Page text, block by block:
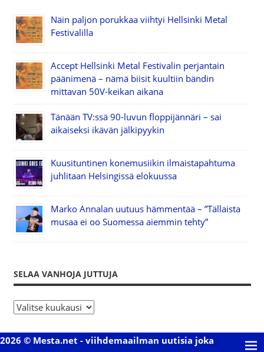
Näin paljon porukkaa viihtyi Hellsinki Metal
Festivalilla
Accept Hellsinki Metal Festivalin perjantain
päänimenä – nämä biisit kuultiin bändin
mittavan 50V-keikan aikana
Tänään TV:ssä 90-luvun floppijännäri – sai
aikaiseksi ikävän jälkipyykin
Kuusituntinen konemusiikin ilmaistapahtuma
juhlitaan Helsingissä elokuussa
Marko Annalan uutuus hämmentää – ”Tällaista
musaa ei oo Suomessa aiemmin tehty”
SELAA VANHOJA JUTTUJA
S
l
2026 © Mesta.net - viihdemaailman uutisia joka